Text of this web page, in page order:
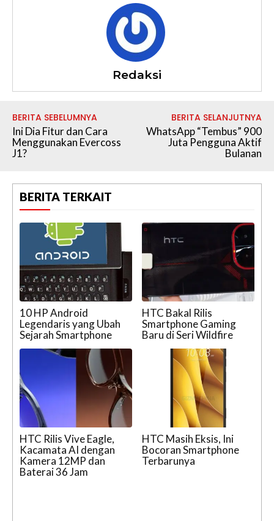
Redaksi
BERITA SEBELUMNYA
Ini Dia Fitur dan Cara
Menggunakan Evercoss
J1?
BERITA SELANJUTNYA
WhatsApp “Tembus” 900
Juta Pengguna Aktif
Bulanan
BERITA TERKAIT
10 HP Android
Legendaris yang Ubah
Sejarah Smartphone
HTC Bakal Rilis
Smartphone Gaming
Baru di Seri Wildfire
HTC Rilis Vive Eagle,
Kacamata AI dengan
Kamera 12MP dan
Baterai 36 Jam
HTC Masih Eksis, Ini
Bocoran Smartphone
Terbarunya